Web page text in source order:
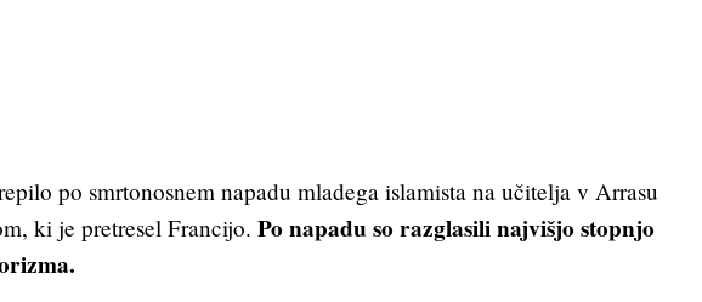
po smrtonosnem napadu mladega islamista na učitelja v Arrasu
ki je pretresel Francijo. Po napadu so razglasili najvišjo stopnjo